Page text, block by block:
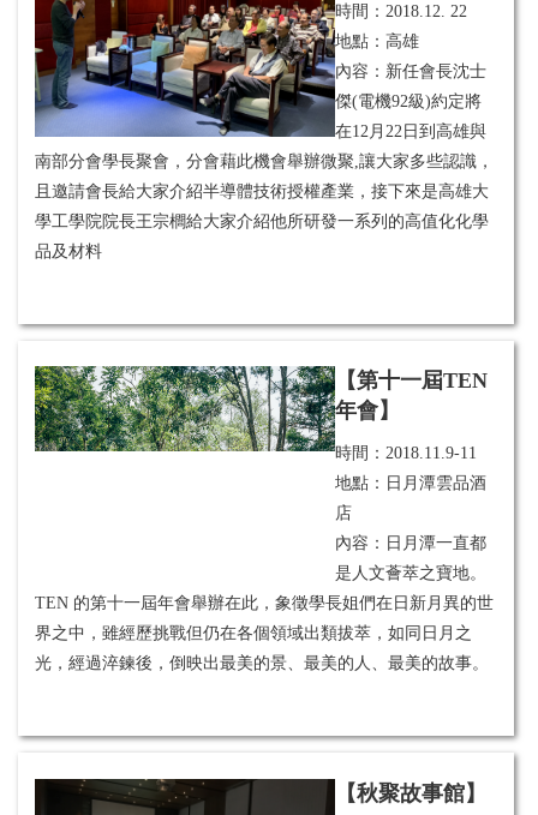
時間： 2018.12. 22
地點：高雄
內容：新任會長沈士
傑(電機92級)約定將
在12月22日到高雄與
南部分會學長聚會，分會藉此機會舉辦微聚,讓大家多些認識，
且邀請會長給大家介紹半導體技術授權產業，接下來是高雄大
學工學院院長王宗櫚給大家介紹他所研發一系列的高值化化學
品及材料
【第十一屆TEN
年會】
時間： 2018.11.9-11
地點：日月潭雲品酒
店
內容：日月潭一直都
是人文薈萃之寶地。
TEN 的第十一屆年會舉辦在此，象徵學長姐們在日新月異的世
界之中，雖經歷挑戰但仍在各個領域出類拔萃，如同日月之
光，經過淬鍊後，倒映出最美的景、最美的人、最美的故事。
【秋聚故事館】